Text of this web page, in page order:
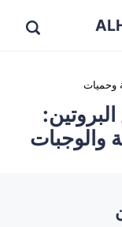
وحميات
والوجبات